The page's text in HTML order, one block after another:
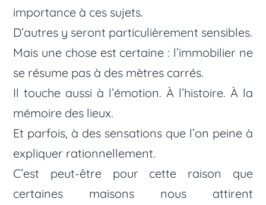
importance à ces sujets.
D’autres y seront particulièrement sensibles.
Mais une chose est certaine : l’immobilier ne
se résume pas à des mètres carrés.
Il touche aussi à l’émotion. À l’histoire. À la
mémoire des lieux.
Et parfois, à des sensations que l’on peine à
expliquer rationnellement.
C’est peut-être pour cette raison que
certaines maisons nous attirent